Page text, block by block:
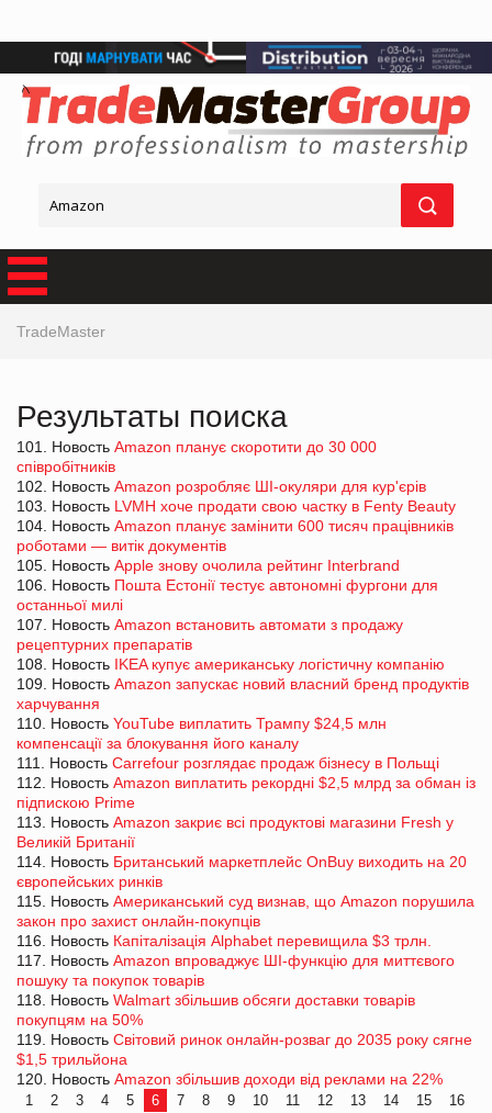
TradeMaster
Результаты поиска
101. Новость Amazon планує скоротити до 30 000
співробітників
102. Новость Amazon розробляє ШІ-окуляри для кур'єрів
103. Новость LVMH хоче продати свою частку в Fenty Beauty
104. Новость Amazon планує замінити 600 тисяч працівників
роботами — витік документів
105. Новость Apple знову очолила рейтинг Interbrand
106. Новость Пошта Естонії тестує автономні фургони для
останньої милі
107. Новость Amazon встановить автомати з продажу
рецептурних препаратів
108. Новость IKEA купує американську логістичну компанію
109. Новость Amazon запускає новий власний бренд продуктів
харчування
110. Новость YouTube виплатить Трампу $24,5 млн
компенсації за блокування його каналу
111. Новость Carrefour розглядає продаж бізнесу в Польщі
112. Новость Amazon виплатить рекордні $2,5 млрд за обман із
підпискою Prime
113. Новость Amazon закриє всі продуктові магазини Fresh у
Великій Британії
114. Новость Британський маркетплейс OnBuy виходить на 20
європейських ринків
115. Новость Американський суд визнав, що Amazon порушила
закон про захист онлайн-покупців
116. Новость Капіталізація Alphabet перевищила $3 трлн.
117. Новость Amazon впроваджує ШІ-функцію для миттєвого
пошуку та покупок товарів
118. Новость Walmart збільшив обсяги доставки товарів
покупцям на 50%
119. Новость Світовий ринок онлайн-розваг до 2035 року сягне
$1,5 трильйона
120. Новость Amazon збільшив доходи від реклами на 22%
1 2 3 4 5 6 7 8 9 10 11 12 13 14 15
16